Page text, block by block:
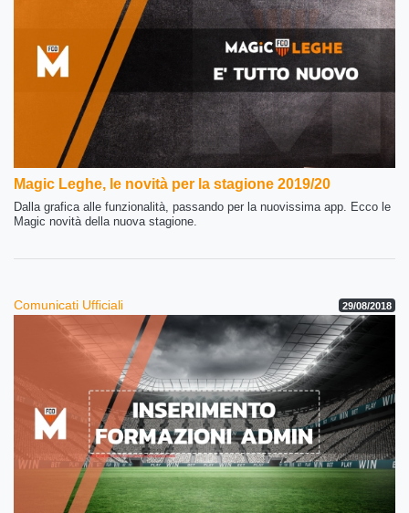
Magic Leghe, le novità per la stagione 2019/20
Dalla grafica alle funzionalità, passando per la nuovissima app. Ecco le
Magic novità della nuova stagione.
Comunicati Ufficiali 29/08/2018